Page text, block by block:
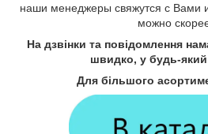
наши менеджеры свяжутся с Вами
можно
На дзвінки та повідомлення
швидко, у будь-
Для більшого